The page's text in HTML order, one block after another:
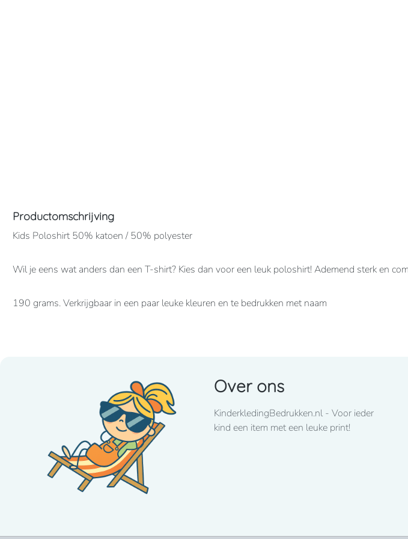
Productomschrijving
Kids Poloshirt 50% katoen / 50% polyester
Wil je eens wat anders dan een T-shirt? Kies dan voor een leuk poloshirt! Ademend sterk en
190 grams. Verkrijgbaar in een paar leuke kleuren en te bedrukken met naam
Over ons
KinderkledingBedrukken.nl - Voor ieder
kind een item met een leuke print!